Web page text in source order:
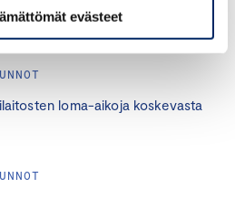
evästeet
loma-aikoja koskevasta